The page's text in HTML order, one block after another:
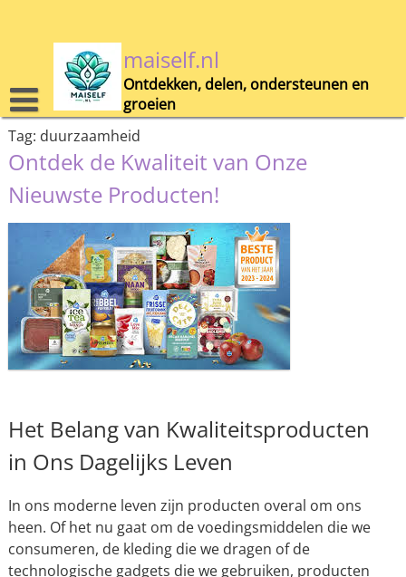
maiself.nl
Ontdekken, delen, ondersteunen en
groeien
Tag: duurzaamheid
Ontdek de Kwaliteit van Onze
Nieuwste Producten!
Het Belang van Kwaliteitsproducten
in Ons Dagelijks Leven
In ons moderne leven zijn producten overal om ons
heen. Of het nu gaat om de voedingsmiddelen die we
consumeren, de kleding die we dragen of de
technologische gadgets die we gebruiken, producten